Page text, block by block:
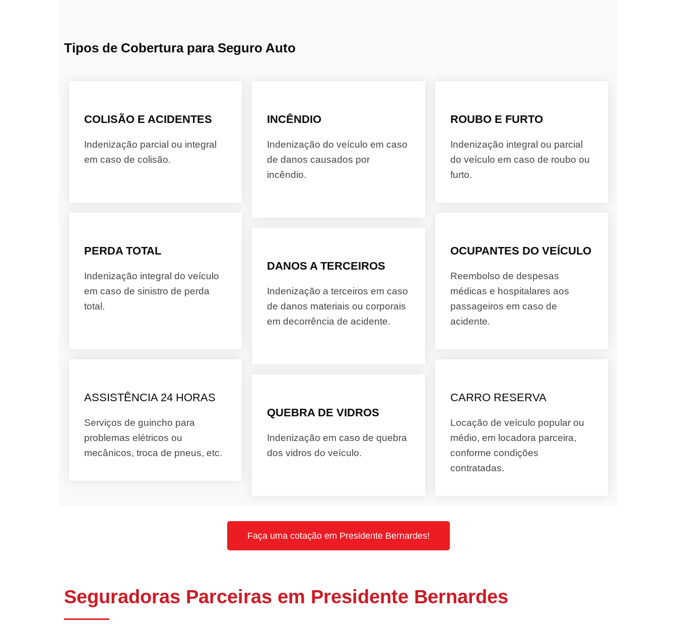
Tipos de Cobertura para Seguro Auto
COLISÃO E ACIDENTES
Indenização parcial ou integral
em caso de colisão.
PERDA TOTAL
Indenização integral do veículo
em caso de sinistro de perda
total.
ASSISTÊNCIA 24 HORAS
Serviços de guincho para
problemas elétricos ou
mecânicos, troca de pneus, etc.
INCÊNDIO
Indenização do veículo em caso
de danos causados por
incêndio.
DANOS A TERCEIROS
Indenização a terceiros em caso
de danos materiais ou corporais
em decorrência de acidente.
QUEBRA DE VIDROS
Indenização em caso de quebra
dos vidros do veículo.
ROUBO E FURTO
Indenização integral ou parcial
do veículo em caso de roubo ou
furto.
OCUPANTES DO VEÍCULO
Reembolso de despesas
médicas e hospitalares aos
passageiros em caso de
acidente.
CARRO RESERVA
Locação de veículo popular ou
médio, em locadora parceira,
conforme condições
contratadas.
Faça uma cotação em Presidente Bernardes!
Seguradoras Parceiras em Presidente Bernardes